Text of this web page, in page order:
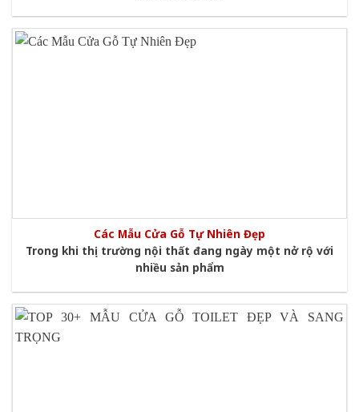
Các Mẫu Cửa Gỗ Tự Nhiên Đẹp
Trong khi thị trường nội thất đang ngày một nở rộ với
nhiều sản phẩm